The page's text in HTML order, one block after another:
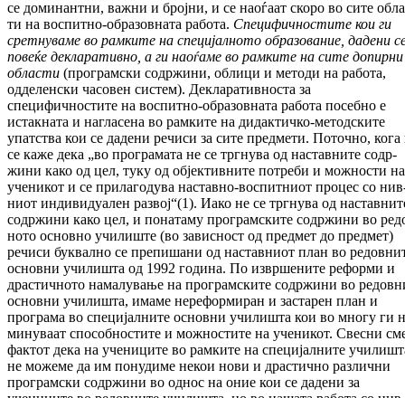
се доминантни, важ­ни и бројни, и се наоѓаат скоро во сите
ти на воспитно-образовната работа. Специфичностите кои ги
сретнуваме во рамките на специјалното образование, дадени
повеќе декларативно, а ги наоѓаме во рамките на сите допирни
области (про­грам­ски содржини, облици и методи на ра­бо­та,
одделенски часовен систем). Дек­ла­ра­тив­носта за
специфичностите на воспитно-образовната работа посебно е
истакната и наг­ласена во рамките на дидактичко-метод­ски­те
упатства кои се дадени речиси за сите пред­мети. Поточно, кога
се каже дека „во про­грамата не се тргнува од наставните содр­
жини како од цел, туку од објективните по­треби и можности на
ученикот и се при­ла­го­дува наставно-воспитниот процес со
ниот индивидуален развој“(1). Иако не се трг­нува од
содржини како цел, и по­на­­таму програмските содржини во
но­то основно училиште (во зависност од пред­мет до предмет)
речиси буквално се пре­пишани од наставниот план во
основ­ни училишта од 1992 година. По из­врше­ните реформи и
драстичното на­ма­лу­ва­ње на програмските содржини во
основни училишта, имаме нереформиран и за­старен план и
програма во специјалните основ­ни училишта кои во многу ги
ми­ну­ваат способностите и можностите на уче­ни­кот. Свесни
фактот дека на учениците во рамките на специјалните
не мо­же­ме да им понудиме некои нови и драс­тич­но различни
програмски содржини во однос на оние кои се дадени за